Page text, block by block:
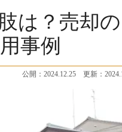
は？売却の
事例
公開：2024.12.25 更新：